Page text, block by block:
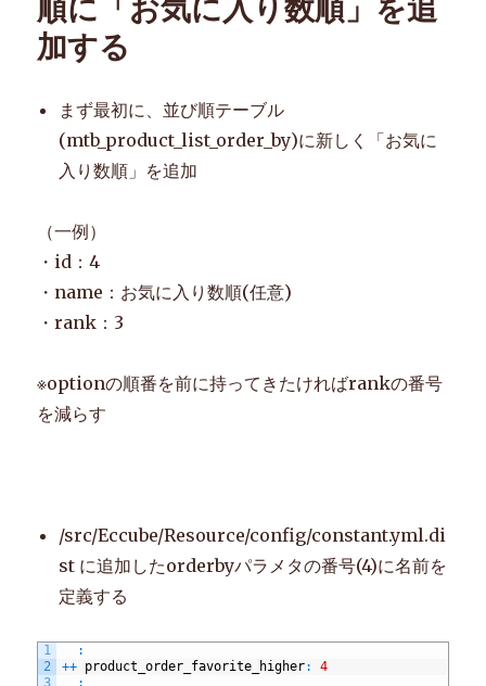
値
に
加する
まず最初に、並び順テーブル
(mtb_product_list_order_by)に新しく「お気に
入り数順」を追加
（一例）
・id：4
・name：お気に入り数順(任意)
・rank：3
※optionの順番を前に持ってきたければrankの番号
を減らす
/src/Eccube/Resource/config/constant.yml.di
st に追加したorderbyパラメタの番号(4)に名前を
定義する
1
2
:
++ product_order_favorite_higher:
4